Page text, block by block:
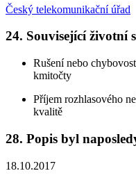
Český telekomunikační úřad
24. Související životní
Rušení nebo
kmitočty
Příjem rozhlasového
kvalitě
28. Popis byl
18.10.2017